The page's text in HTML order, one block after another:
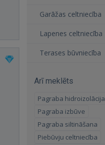
Garāžas celtniecība
Lapenes celtniecība
Terases būvniecība
Arī meklēts
Pagraba hidroizolācija
Pagraba izbūve
Pagraba siltināšana
Piebūvju celtniecība